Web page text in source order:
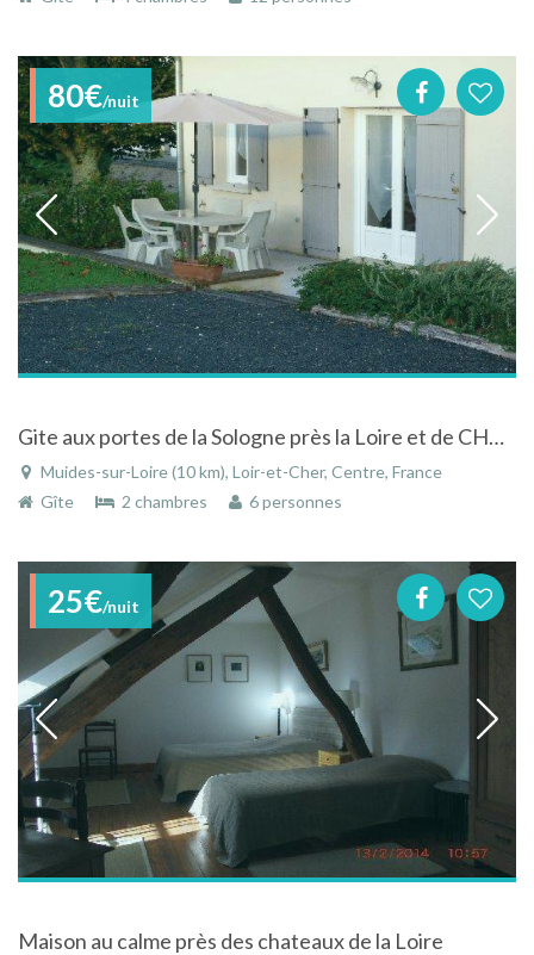
80€/nuit
Gite aux portes de la Sologne près la Loire et de CHAMBORD , BLOIS, CHEVERNY. PROCHE ZOO BEAUVAL.
Muides-sur-Loire (10 km), Loir-et-Cher, Centre, France
Gîte
2 chambres 6 personnes
25€/nuit
Maison au calme près des chateaux de la Loire